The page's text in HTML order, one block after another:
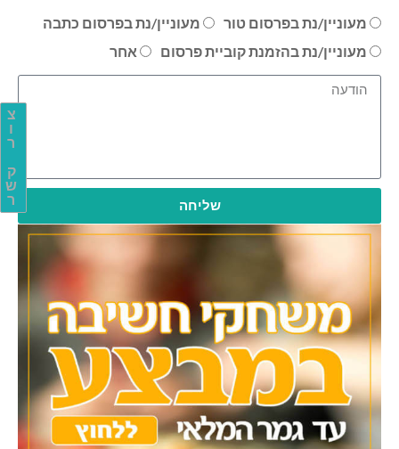
צ
ו
ר
ק
ש
ר
מעוניין/נת בפרסום טור
מעוניין/נת בפרסום כתבה
מעוניין/נת בהזמנת קוביית פרסום
אחר
שליחה